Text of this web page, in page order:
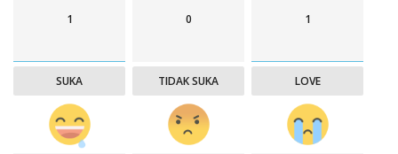
1
SUKA
0
TIDAK SUKA
1
LOVE